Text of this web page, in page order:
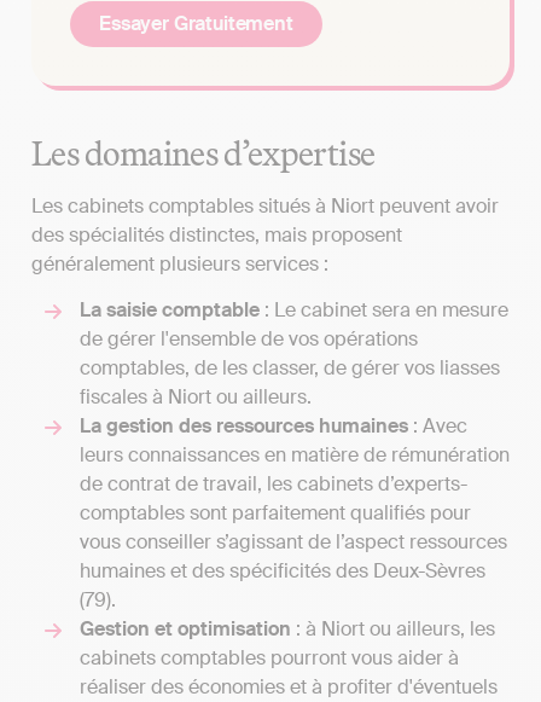
Essayer Gratuitement
Les domaines d’expertise
Les cabinets comptables situés à Niort peuvent avoir
des spécialités distinctes, mais proposent
généralement plusieurs services :
La saisie comptable : Le cabinet sera en mesure
de gérer l'ensemble de vos opérations
comptables, de les classer, de gérer vos liasses
fiscales à Niort ou ailleurs.
La gestion des ressources humaines : Avec
leurs connaissances en matière de rémunération
de contrat de travail, les cabinets d’experts-
comptables sont parfaitement qualifiés pour
vous conseiller s’agissant de l’aspect ressources
humaines et des spécificités des Deux-Sèvres
(79).
Gestion et optimisation : à Niort ou ailleurs, les
cabinets comptables pourront vous aider à
réaliser des économies et à profiter d'éventuels